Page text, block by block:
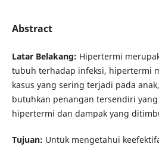
Abstract
Latar Belakang: Hipertermi
tubuh terhadap infeksi, hipertermi
kasus yang sering terjadi pada
butuhkan penangan tersendiri
hipertermi dan dampak yang
Tujuan: Untuk mengetahui